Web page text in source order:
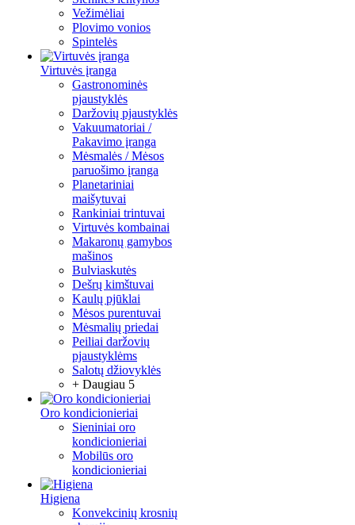
Vežimėliai
Plovimo vonios
Spintelės
Virtuvės įranga
Gastronominės
pjaustyklės
Daržovių pjaustyklės
Vakuumatoriai /
Pakavimo įranga
Mėsmalės / Mėsos
paruošimo įranga
Planetariniai
maišytuvai
Rankiniai trintuvai
Virtuvės kombainai
Makaronų gamybos
mašinos
Bulviaskutės
Dešrų kimštuvai
Kaulų pjūklai
Mėsos purentuvai
Mėsmalių priedai
Peiliai daržovių
pjaustyklėms
Salotų džiovyklės
+ Daugiau 5
Oro kondicionieriai
Sieniniai oro
kondicionieriai
Mobilūs oro
kondicionieriai
Higiena
Konvekcinių krosnių